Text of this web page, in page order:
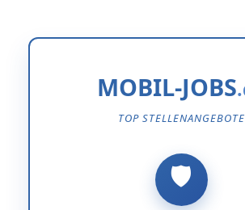
MOBIL-JOBS
TOP STELLENANGEBOTE